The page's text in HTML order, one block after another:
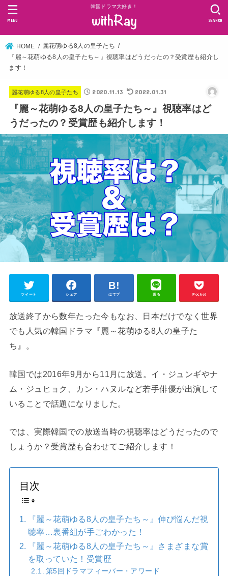
韓国ドラマ大好き！
SEARCH
MENU
HOME
麗花萌ゆる8人の皇子たち
『麗～花萌ゆる8人の皇子たち～』視聴率はどうだったの？受賞歴も紹介し
ます！
麗花萌ゆる8人の皇子たち 2020.11.13 2022.01.31
『麗～花萌ゆる8人の皇子たち～』視聴率はど
うだったの？受賞歴も紹介します！
ツイート シェア はてブ 送る Pocket
放送終了から数年たった今もなお、日本だけでなく世界
でも人気の韓国ドラマ『麗～花萌ゆる8人の皇子た
ち』。
韓国では2016年9月から11月に放送。イ・ジュンギやナ
ム・ジュヒョク、カン・ハヌルなど若手俳優が出演して
いることで話題になりました。
では、実際韓国での放送当時の視聴率はどうだったので
しょうか？受賞歴も合わせてご紹介します！
目次
『麗～花萌ゆる8人の皇子たち～』伸び悩んだ視
聴率…裏番組が手ごわかった！
『麗～花萌ゆる8人の皇子たち～』さまざまな賞
を取っていた！受賞歴
第5回ドラマフィーバー・アワード